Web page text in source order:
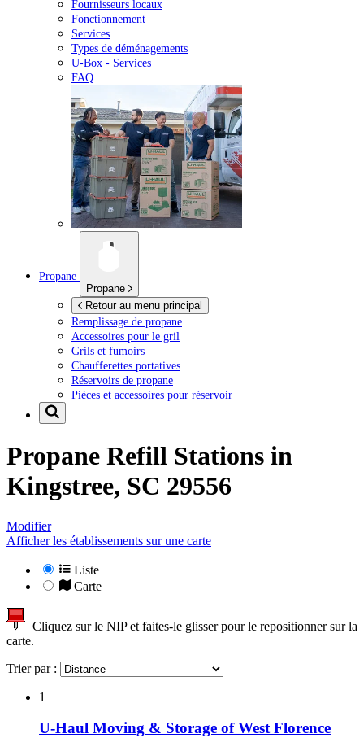
Fournisseurs locaux
Fonctionnement
Services
Types de déménagements
U-Box - Services
FAQ
Propane
Propane
Retour au menu principal
Remplissage de propane
Accessoires pour le gril
Grils et fumoirs
Chaufferettes portatives
Réservoirs de propane
Pièces et accessoires pour réservoir
Propane Refill Stations in
Kingstree, SC 29556
Modifier
Afficher les établissements sur une carte
Liste
Carte
Cliquez sur le NIP et faites-le glisser pour le repositionner sur la
carte.
Trier par :
1
U-Haul Moving & Storage of West Florence